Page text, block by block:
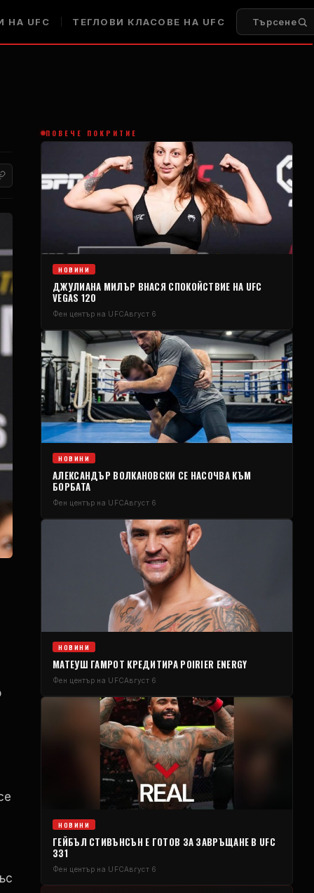
UFC ТЕГЛОВИ КЛАСОВЕ НА UFC Търсене
ПОВЕЧЕ ПОКРИТИЕ
НОВИНИ
ДЖУЛИАНА МИЛЪР ВНАСЯ СПОКОЙСТВИЕ НА UFC
VEGAS 120
Фен център на UFCАвгуст 6
НОВИНИ
АЛЕКСАНДЪР ВОЛКАНОВСКИ СЕ НАСОЧВА КЪМ
БОРБАТА
Фен център на UFCАвгуст 6
НОВИНИ
МАТЕУШ ГАМРОТ КРЕДИТИРА POIRIER ENERGY
Фен център на UFCАвгуст 6
НОВИНИ
ГЕЙБЪЛ СТИВЪНСЪН Е ГОТОВ ЗА ЗАВРЪЩАНЕ В UFC
331
Фен център на UFCАвгуст 6